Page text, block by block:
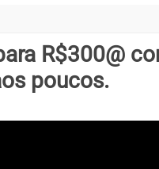
R$300@
poucos.